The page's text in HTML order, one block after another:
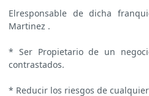
Elresponsable de dicha
Martinez .
* Ser Propietario de un
contrastados.
* Reducir los riesgos de